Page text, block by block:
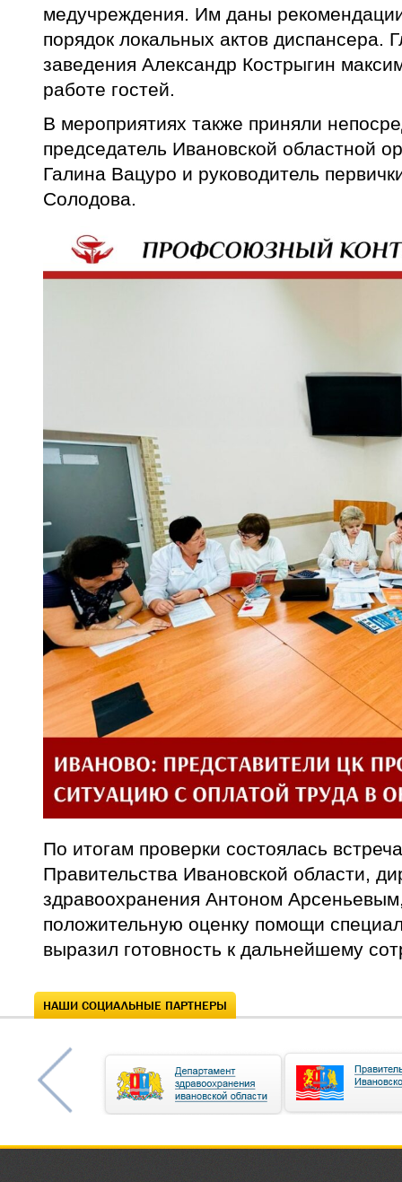
медучреждения. Им даны
порядок локальных актов диспансера.
заведения Александр Кострыгин
работе гостей.
В мероприятиях также приняли
председатель Ивановской областной
Галина Вацуро и руководитель
Солодова.
По итогам проверки состоялась
Правительства Ивановской области,
здравоохранения Антоном
положительную оценку помощи
выразил готовность к дальнейшему
НАШИ СОЦИАЛЬНЫЕ ПАРТНЕРЫ